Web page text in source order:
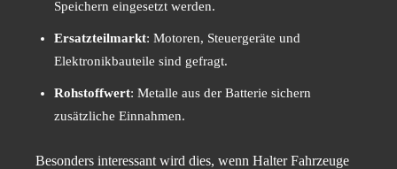
Speichern eingesetzt werden.
Ersatzteilmarkt: Motoren, Steuergeräte und
Elektronikbauteile sind gefragt.
Rohstoffwert: Metalle aus der Batterie sichern
zusätzliche Einnahmen.
Besonders interessant wird dies, wenn Halter Fahrzeuge